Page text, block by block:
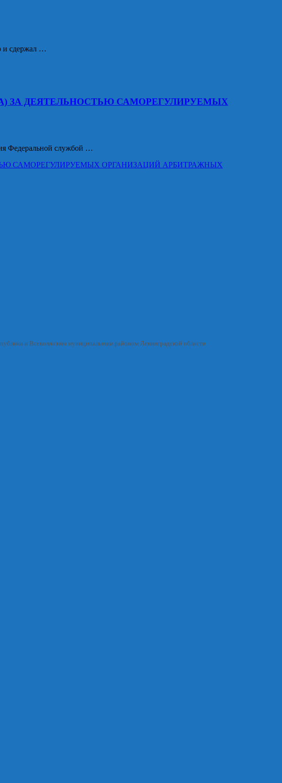
и сдержал …
ЗА ДЕЯТЕЛЬНОСТЬЮ САМОРЕГУЛИРУЕМЫХ
Федеральной службой …
САМОРЕГУЛИРУЕМЫХ ОРГАНИЗАЦИЙ АРБИТРАЖНЫХ
и Всеволжским муниципальным районом Ленинградской области